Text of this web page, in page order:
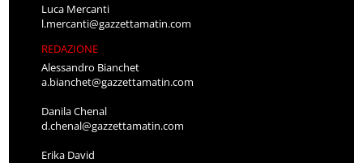
Luca Mercanti
l.mercanti@gazzettamatin.com
REDAZIONE
Alessandro Bianchet
a.bianchet@gazzettamatin.com
Danila Chenal
d.chenal@gazzettamatin.com
Erika David